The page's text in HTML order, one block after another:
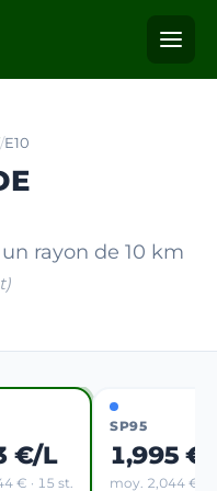
/E10
rayon de 10 km
€/L
€ · 15 st.
SP95
1,995
moy. 2,044 € ·